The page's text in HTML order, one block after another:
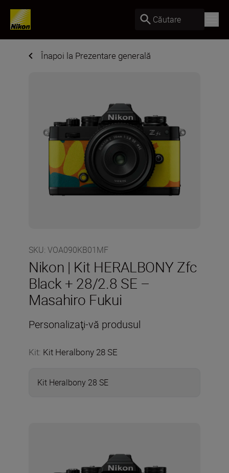
Căutare
Înapoi la Prezentare generală
SKU: VOA090KB01MF
Nikon | Kit HERALBONY Zfc
Black + 28/2.8 SE –
Masahiro Fukui
Personalizaţi-vă produsul
Kit: Kit Heralbony 28 SE
Kit Heralbony 28 SE